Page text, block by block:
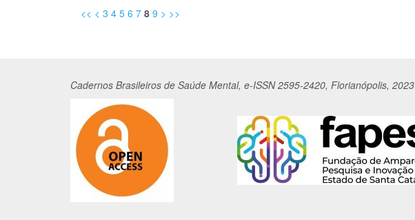
<< < 3 4 5 6 7 8 9 > >>
Cadernos Brasileiros de Saúde Mental, e-ISSN 2595-2420, Florianópolis, 2023